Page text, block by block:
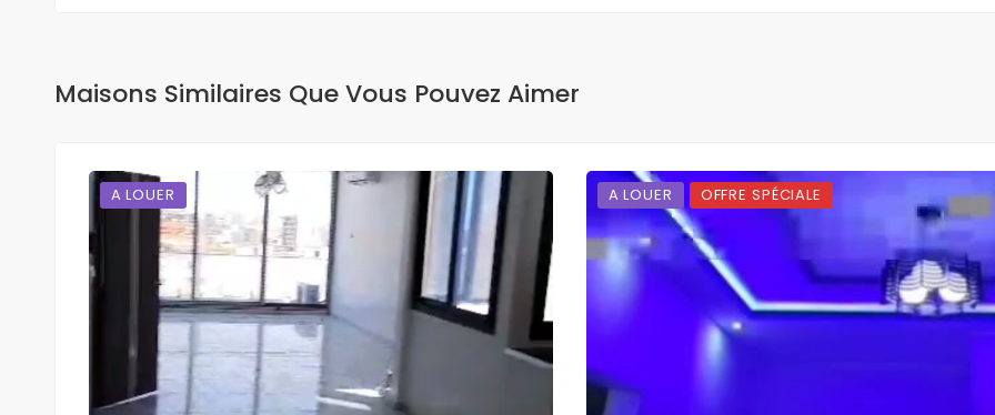
Maisons Similaires Que Vous Pouvez Aimer
A LOUER A LOUER OFFRE SPÉCIALE